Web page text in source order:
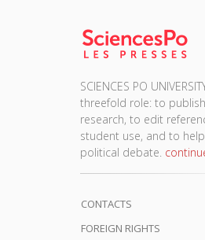
SCIENCES PO
threefold role: to
research, to edit
student use, and to
political debate.
CONTACTS
FOREIGN RIGHTS